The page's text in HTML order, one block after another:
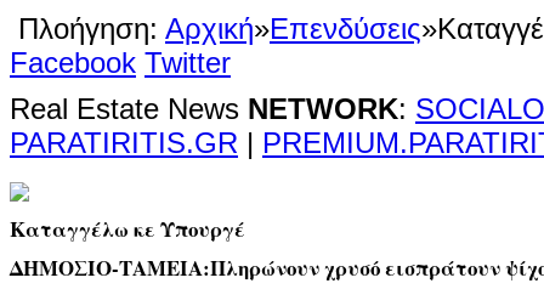
Πλοήγηση: Αρχική»Επενδύσεις»
Facebook Twitter
Real Estate News NETWORK:
PARATIRITIS.GR |
Καταγγέλω κε Υπουργέ
ΔΗΜΟΣΙΟ-ΤΑΜΕΙΑ:Πληρώνουν χρυσό εισπράτουν